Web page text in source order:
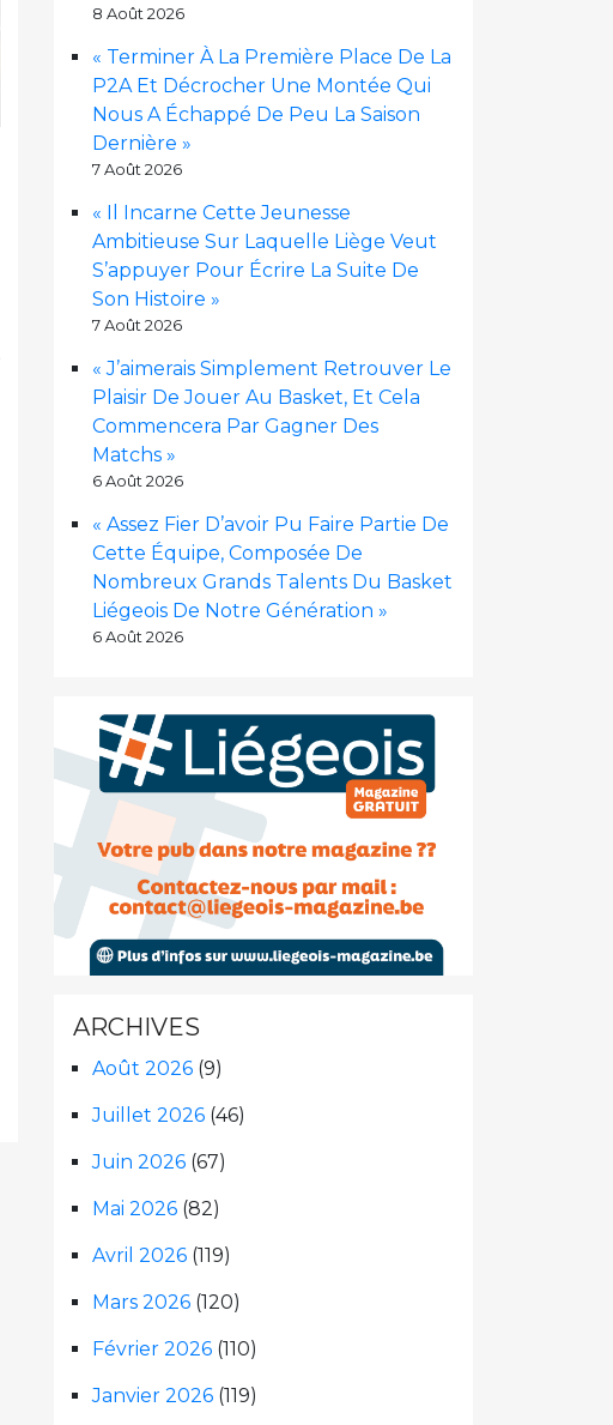
8 Août 2026
« Terminer À La Première Place De La
P2A Et Décrocher Une Montée Qui
Nous A Échappé De Peu La Saison
Dernière »
7 Août 2026
« Il Incarne Cette Jeunesse
Ambitieuse Sur Laquelle Liège Veut
S’appuyer Pour Écrire La Suite De
Son Histoire »
7 Août 2026
« J’aimerais Simplement Retrouver Le
Plaisir De Jouer Au Basket, Et Cela
Commencera Par Gagner Des
Matchs »
6 Août 2026
« Assez Fier D’avoir Pu Faire Partie De
Cette Équipe, Composée De
Nombreux Grands Talents Du Basket
Liégeois De Notre Génération »
6 Août 2026
ARCHIVES
Août 2026 (9)
Juillet 2026 (46)
Juin 2026 (67)
Mai 2026 (82)
Avril 2026 (119)
Mars 2026 (120)
Février 2026 (110)
Janvier 2026 (119)